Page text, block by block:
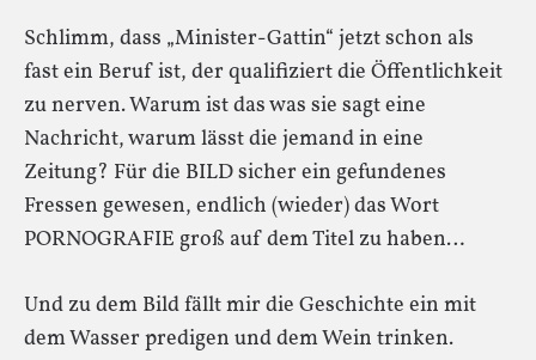
Schlimm, dass „Minister-Gattin“ jetzt schon als
fast ein Beruf ist, der qualifiziert die Öffentlichkeit
zu nerven. Warum ist das was sie sagt eine
Nachricht, warum lässt die jemand in eine
Zeitung? Für die BILD sicher ein gefundenes
Fressen gewesen, endlich (wieder) das Wort
PORNOGRAFIE groß auf dem Titel zu haben…
Und zu dem Bild fällt mir die Geschichte ein mit
dem Wasser predigen und dem Wein trinken.